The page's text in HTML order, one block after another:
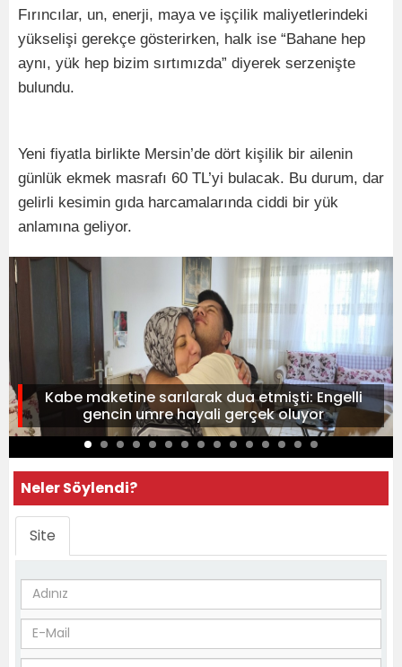
Fırıncılar, un, enerji, maya ve işçilik maliyetlerindeki
yükselişi gerekçe gösterirken, halk ise “Bahane hep
aynı, yük hep bizim sırtımızda” diyerek serzenişte
bulundu.
Yeni fiyatla birlikte Mersin’de dört kişilik bir ailenin
günlük ekmek masrafı 60 TL’yi bulacak. Bu durum, dar
gelirli kesimin gıda harcamalarında ciddi bir yük
anlamına geliyor.
Kabe maketine sarılarak dua etmişti: Engelli
gencin umre hayali gerçek oluyor
Neler Söylendi?
Site